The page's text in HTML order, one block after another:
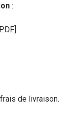
:
de livraison.